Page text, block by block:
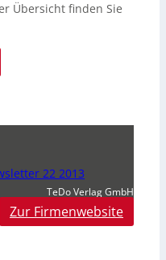
Übersicht finden Sie
22 2013
TeDo Verlag GmbH
Zur Firmenwebsite